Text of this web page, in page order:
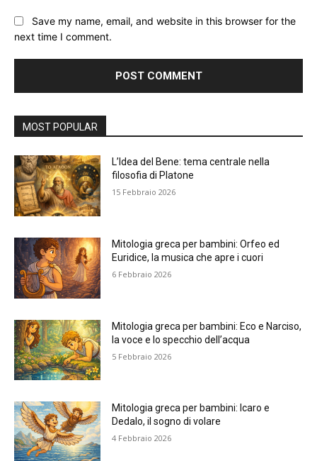
Save my name, email, and website in this browser for the
next time I comment.
MOST POPULAR
L’Idea del Bene: tema centrale nella
filosofia di Platone
15 Febbraio 2026
Mitologia greca per bambini: Orfeo ed
Euridice, la musica che apre i cuori
6 Febbraio 2026
Mitologia greca per bambini: Eco e Narciso,
la voce e lo specchio dell’acqua
5 Febbraio 2026
Mitologia greca per bambini: Icaro e
Dedalo, il sogno di volare
4 Febbraio 2026